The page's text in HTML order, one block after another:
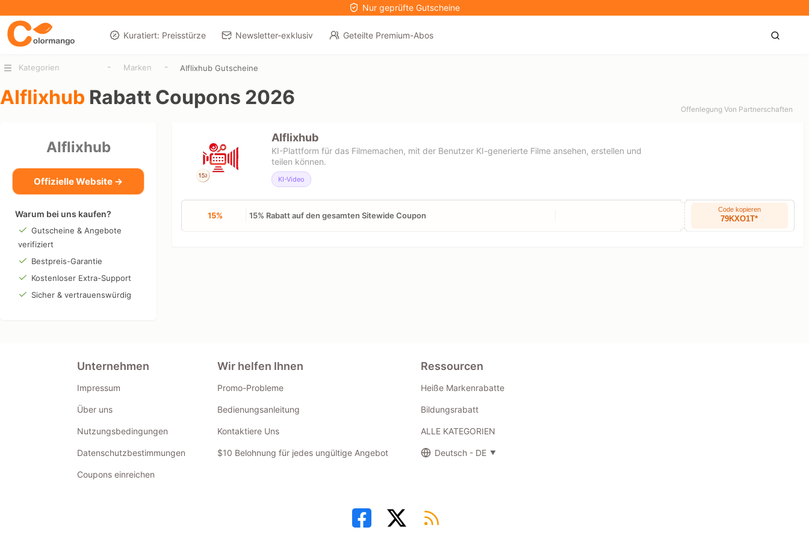
Nur geprüfte Gutscheine
Kuratiert: Preisstürze Newsletter-exklusiv Geteilte Premium-Abos
Kategorien - Marken - AIflixhub Gutscheine
AIflixhub Rabatt Coupons 2026
Offenlegung Von Partnerschaften
AIflixhub
Offizielle Website →
Warum bei uns kaufen?
Gutscheine & Angebote
verifiziert
Bestpreis-Garantie
Kostenloser Extra-Support
Sicher & vertrauenswürdig
AIflixhub
KI-Plattform für das Filmemachen, mit der Benutzer KI-generierte Filme ansehen, erstellen und
teilen können.
KI-Video
15% 15% Rabatt auf den gesamten Sitewide Coupon
Code kopieren
79KXO1T*
Unternehmen
Impressum
Über uns
Nutzungsbedingungen
Datenschutzbestimmungen
Coupons einreichen
Wir helfen Ihnen
Promo-Probleme
Bedienungsanleitung
Kontaktiere Uns
$10 Belohnung für jedes ungültige Angebot
Ressourcen
Heiße Markenrabatte
Bildungsrabatt
ALLE KATEGORIEN
Deutsch - DE